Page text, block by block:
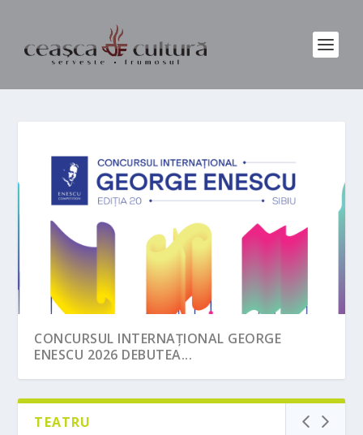
CONCURSUL INTERNAȚIONAL GEORGE
ENESCU 2026 DEBUTEA...
TEATRU